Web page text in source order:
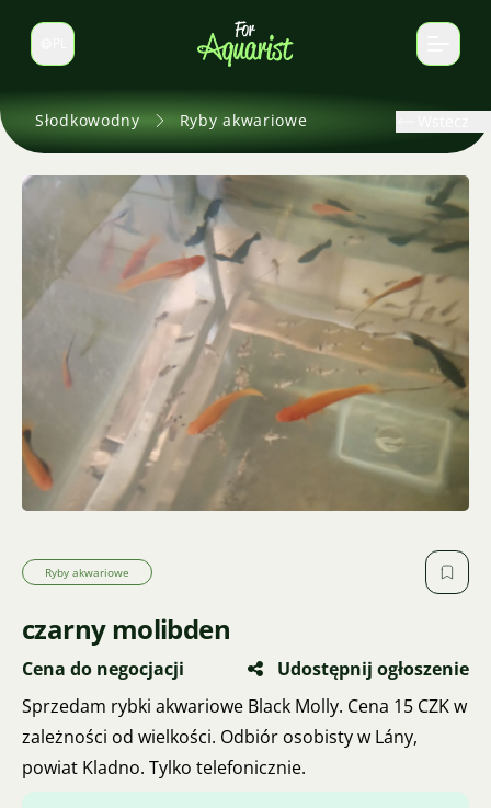
Zmień język
Słodkowodny Ryby akwariowe
Ryby akwariowe
czarny molibden
Cena do negocjacji
Udostępnij ogłoszenie
Sprzedam rybki akwariowe Black Molly. Cena 15 CZK w
zależności od wielkości. Odbiór osobisty w Lány,
powiat Kladno. Tylko telefonicznie.